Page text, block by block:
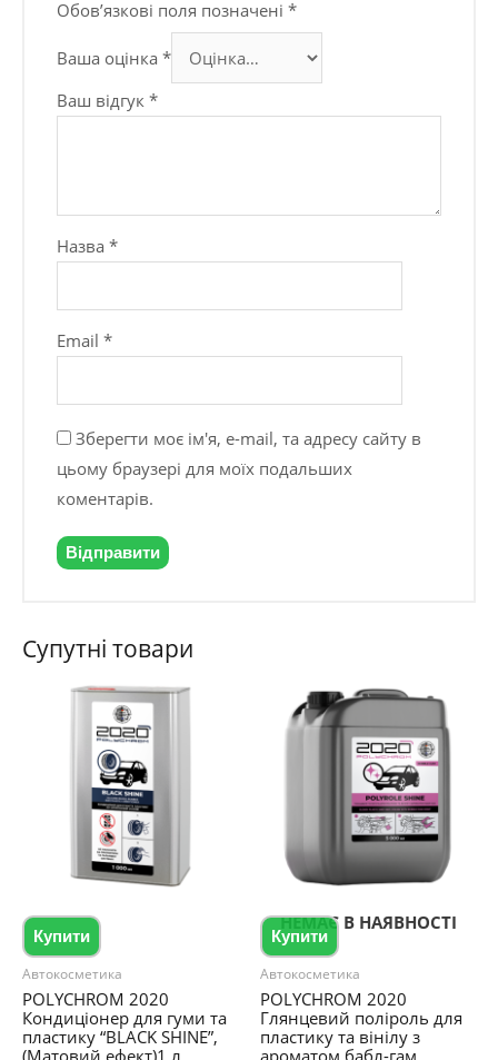
Обов’язкові поля позначені*
Ваша оцінка*
Ваш відгук*
Назва*
Email*
Зберегти моє ім'я, e-mail, та адресу сайту в
цьому браузері для моїх подальших
коментарів.
Супутні товари
Купити
Автокосметика
POLYCHROM 2020
Кондиціонер для гуми та
пластику “BLACK SHINE”,
НЕМАЄ В НАЯВНОСТІ
Купити
Автокосметика
POLYCHROM 2020
Глянцевий поліроль для
пластику та вінілу з